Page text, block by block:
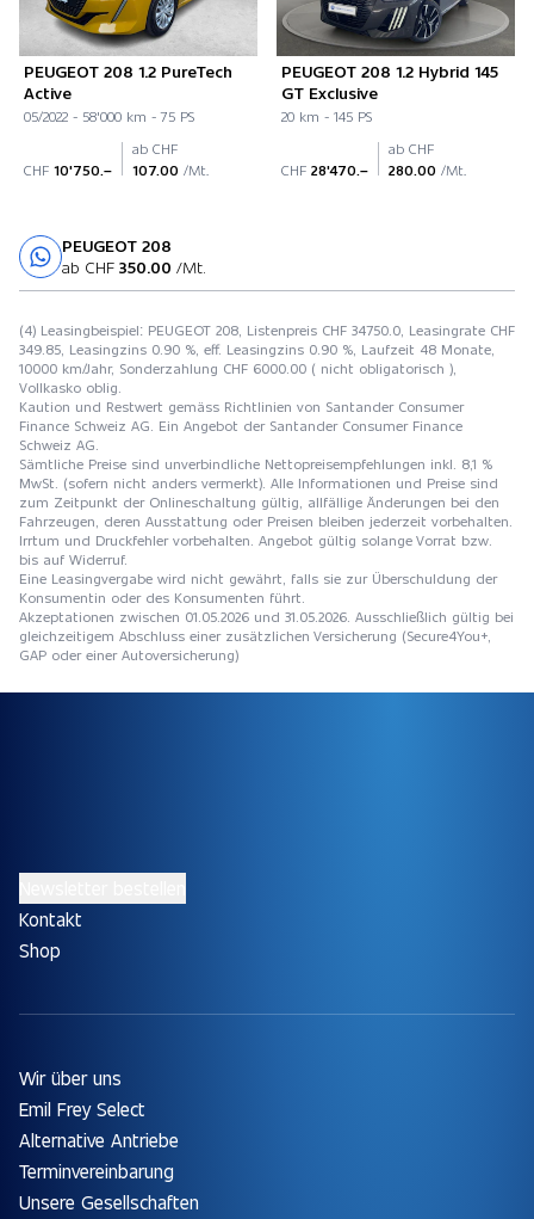
PEUGEOT 208 1.2 PureTech
Active
05/2022 - 58'000 km - 75 PS
CHF 10'750.–
ab CHF
107.00 /Mt.
PEUGEOT 208 1.2 Hybrid 145
GT Exclusive
20 km - 145 PS
CHF 28'470.–
ab CHF
280.00 /Mt.
PEUGEOT 208
ab CHF 350.00 /Mt.
(4) Leasingbeispiel: PEUGEOT 208, Listenpreis CHF 34750.0, Leasingrate CHF
349.85, Leasingzins 0.90 %, eff. Leasingzins 0.90 %, Laufzeit 48 Monate,
10000 km/Jahr, Sonderzahlung CHF 6000.00 ( nicht obligatorisch ),
Vollkasko oblig.
Kaution und Restwert gemäss Richtlinien von Santander Consumer
Finance Schweiz AG. Ein Angebot der Santander Consumer Finance
Schweiz AG.
Sämtliche Preise sind unverbindliche Nettopreisempfehlungen inkl. 8,1 %
MwSt. (sofern nicht anders vermerkt). Alle Informationen und Preise sind
zum Zeitpunkt der Onlineschaltung gültig, allfällige Änderungen bei den
Fahrzeugen, deren Ausstattung oder Preisen bleiben jederzeit vorbehalten.
Irrtum und Druckfehler vorbehalten. Angebot gültig solange Vorrat bzw.
bis auf Widerruf.
Eine Leasingvergabe wird nicht gewährt, falls sie zur Überschuldung der
Konsumentin oder des Konsumenten führt.
Akzeptationen zwischen 01.05.2026 und 31.05.2026. Ausschließlich gültig bei
gleichzeitigem Abschluss einer zusätzlichen Versicherung (Secure4You+,
GAP oder einer Autoversicherung)
Kontakt
Shop
Wir über uns
Emil Frey Select
Alternative Antriebe
Terminvereinbarung
Unsere Gesellschaften